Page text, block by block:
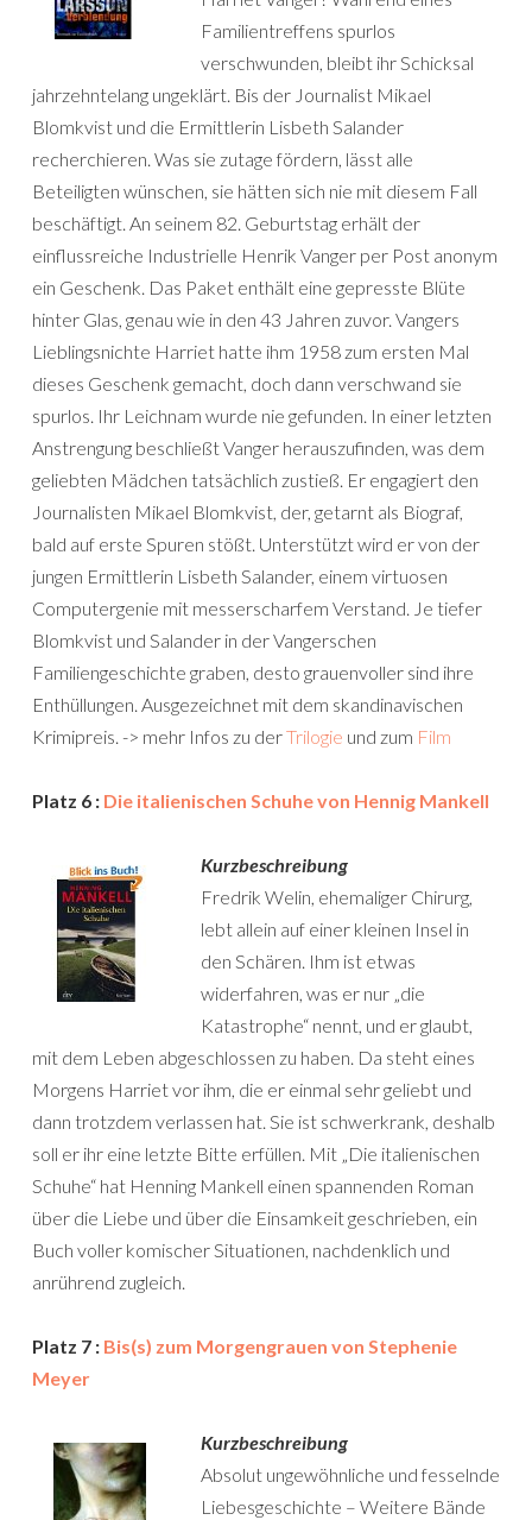
Familientreffens spurlos
verschwunden, bleibt ihr Schicksal
jahrzehntelang ungeklärt. Bis der Journalist Mikael
Blomkvist und die Ermittlerin Lisbeth Salander
recherchieren. Was sie zutage fördern, lässt alle
Beteiligten wünschen, sie hätten sich nie mit diesem Fall
beschäftigt. An seinem 82. Geburtstag erhält der
einflussreiche Industrielle Henrik Vanger per Post anonym
ein Geschenk. Das Paket enthält eine gepresste Blüte
hinter Glas, genau wie in den 43 Jahren zuvor. Vangers
Lieblingsnichte Harriet hatte ihm 1958 zum ersten Mal
dieses Geschenk gemacht, doch dann verschwand sie
spurlos. Ihr Leichnam wurde nie gefunden. In einer letzten
Anstrengung beschließt Vanger herauszufinden, was dem
geliebten Mädchen tatsächlich zustieß. Er engagiert den
Journalisten Mikael Blomkvist, der, getarnt als Biograf,
bald auf erste Spuren stößt. Unterstützt wird er von der
jungen Ermittlerin Lisbeth Salander, einem virtuosen
Computergenie mit messerscharfem Verstand. Je tiefer
Blomkvist und Salander in der Vangerschen
Familiengeschichte graben, desto grauenvoller sind ihre
Enthüllungen. Ausgezeichnet mit dem skandinavischen
Krimipreis. -> mehr Infos zu derTrilogie und zum Film
Platz 6 : Die italienischen Schuhe von Hennig Mankell
Kurzbeschreibung
Fredrik Welin, ehemaliger Chirurg,
lebt allein auf einer kleinen Insel in
den Schären. Ihm ist etwas
widerfahren, was er nur „die
Katastrophe“ nennt, und er glaubt,
mit dem Leben abgeschlossen zu haben. Da steht eines
Morgens Harriet vor ihm, die er einmal sehr geliebt und
dann trotzdem verlassen hat. Sie ist schwerkrank, deshalb
soll er ihr eine letzte Bitte erfüllen. Mit „Die italienischen
Schuhe“ hat Henning Mankell einen spannenden Roman
über die Liebe und über die Einsamkeit geschrieben, ein
Buch voller komischer Situationen, nachdenklich und
anrührend zugleich.
Platz 7 : Bis(s) zum Morgengrauen von Stephenie
Meyer
Kurzbeschreibung
Absolut ungewöhnliche und fesselnde
Liebesgeschichte – Weitere Bände